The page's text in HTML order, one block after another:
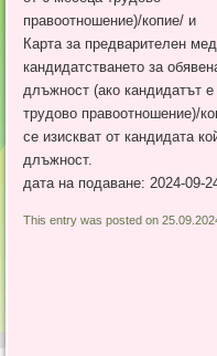
правоотношение)/копие/ и
Карта за предварителен
кандидатстването за
длъжност (ако кандидатът
трудово правоотношение)/
се изискват от кандидата
длъжност.
дата на подаване: 2024-09-
This entry was posted on